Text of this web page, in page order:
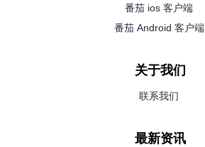
番茄 ios 客户端
番茄 Android 客户端
关于我们
联系我们
最新资讯